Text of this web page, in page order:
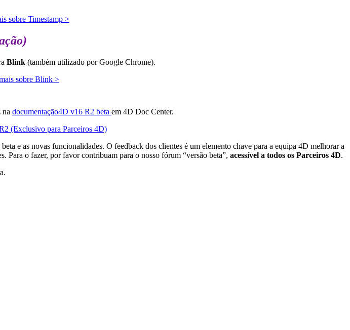
sobre Timestamp >
Blink (também utilizado porGoogle Chrome).
sobre Blink >
na documentação4D v16 R2 beta em 4D Doc Center.
(Exclusivo para Parceiros 4D)
beta e as novas funcionalidades. O feedback dos clientes é um elemento chave para a equipa 4D melhorar a
Para o fazer, por favor contribuam para o nosso fórum “versão beta”, acessível a todos os Parceiros 4D.